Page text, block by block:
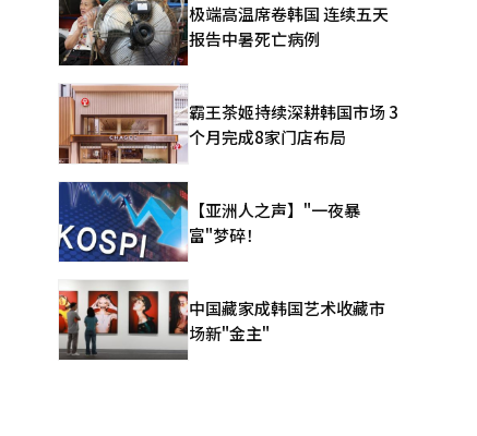
极端高温席卷韩国 连续五天
报告中暑死亡病例
霸王茶姬持续深耕韩国市场 3
个月完成8家门店布局
【亚洲人之声】"一夜暴
富"梦碎！
中国藏家成韩国艺术收藏市
场新"金主"